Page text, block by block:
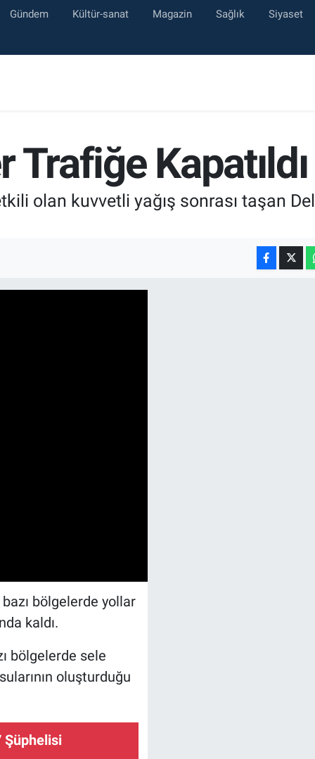
Gündem Kültür-sanat Magazin Sağlık Siyaset
Trafiğe Kapatıldı
olan kuvvetli yağış sonrası taşan
bölgelerde yollar
kaldı.
bölgelerde sele
oluşturduğu
Şüphelisi